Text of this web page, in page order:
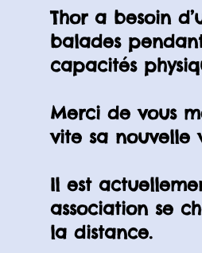
Thor a besoin
balades
capacités
Merci de vous
vite sa nouvelle
Il est
association se
la distance.